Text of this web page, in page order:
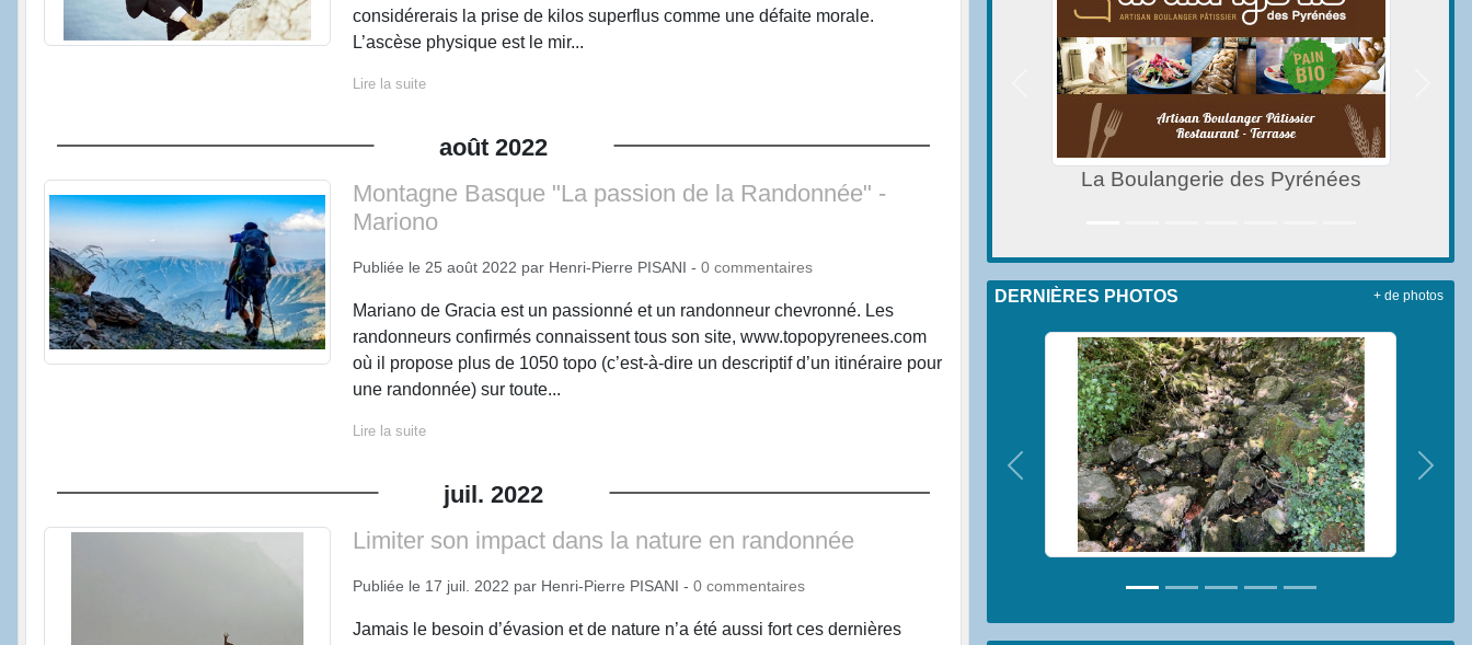
considérerais la prise de kilos superflus comme une défaite morale.
L’ascèse physique est le mir...
Lire la suite
août 2022
Montagne Basque "La passion de la Randonnée" -
Mariono
Publiée le 25 août 2022 par Henri-Pierre PISANI - 0 commentaires
Mariano de Gracia est un passionné et un randonneur chevronné. Les
randonneurs confirmés connaissent tous son site, www.topopyrenees.com
où il propose plus de 1050 topo (c’est-à-dire un descriptif d’un itinéraire pour
une randonnée) sur toute...
Lire la suite
juil. 2022
Limiter son impact dans la nature en randonnée
Publiée le 17 juil. 2022 par Henri-Pierre PISANI - 0 commentaires
Jamais le besoin d’évasion et de nature n’a été aussi fort ces dernières
La Boulangerie des Pyrénées
Précedent
Précedent